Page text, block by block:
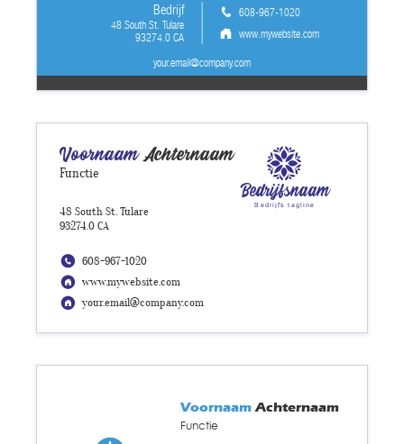
your.email@company.com
48 South St. Tulare
93274.0 CA
608-967-1020
www.mywebsite.com
Bedrijf
your.email@company.com
608-967-1020
www.mywebsite.com
48 South St. Tulare
93274.0 CA
Functie
VoornaamAchternaam
Bedrijfsnaam
Bedrijfs tagline
Functie
VoornaamAchternaam